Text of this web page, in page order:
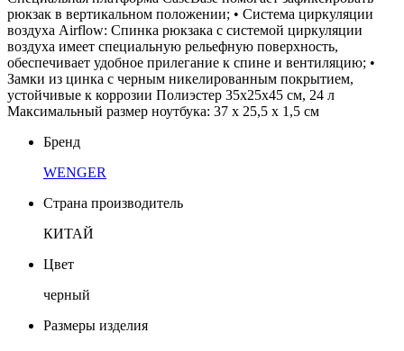
рюкзак в вертикальном положении; • Система циркуляции
воздуха Airflow: Спинка рюкзака с системой циркуляции
воздуха имеет специальную рельефную поверхность,
обеспечивает удобное прилегание к спине и вентиляцию; •
Замки из цинка с черным никелированным покрытием,
устойчивые к коррозии Полиэстер 35x25x45 см, 24 л
Максимальный размер ноутбука: 37 х 25,5 х 1,5 см
Бренд
WENGER
Страна производитель
КИТАЙ
Цвет
черный
Размеры изделия